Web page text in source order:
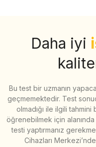
Daha iyi
Bu test bir uzmanın
geçmemektedir. Test
olmadığı ile ilgili
öğrenebilmek için
testi yaptırmanız
Cihazları